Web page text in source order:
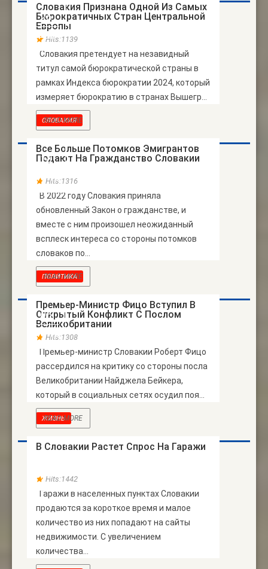
Словакия Признана Одной Из Самых
Бюрократичных Стран Центральной
Европы
Hits:1139
Словакия претендует на незавидный
титул самой бюрократической страны в
рамках Индекса бюрократии 2024, который
измеряет бюрократию в странах Вышегр...
26
ФЕВ
READ MORE
Все Больше Потомков Эмигрантов
Подают На Гражданство Словакии
Hits:1316
СЛОВАКИЯ
В 2022 году Словакия приняла
обновленный Закон о гражданстве, и
вместе с ним произошел неожиданный
всплеск интереса со стороны потомков
словаков по...
18
НОЯБ
READ MORE
Премьер-Министр Фицо Вступил В
Открытый Конфликт С Послом
Великобритании
Hits:1308
ПОЛИТИКА
Премьер-министр Словакии Роберт Фицо
рассердился на критику со стороны посла
Великобритании Найджела Бейкера,
который в социальных сетях осудил поя...
06
НОЯБ
READ MORE
В Словакии Растет Спрос На Гаражи
Hits:1442
ЖИЗНЬ
Гаражи в населенных пунктах Словакии
продаются за короткое время и малое
количество из них попадают на сайты
недвижимости. С увеличением
количества...
АПР